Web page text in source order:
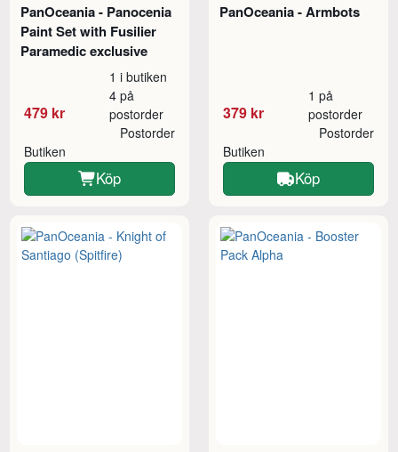
PanOceania - Panocenia
Paint Set with Fusilier
Paramedic exclusive
479 kr
1 i butiken
4 på
postorder
Butiken
Postorder
Köp
PanOceania - Armbots
379 kr
1 på
postorder
Butiken
Postorder
Köp